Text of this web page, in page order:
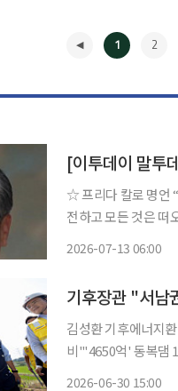
1 2
[이투데이 말
☆ 프리다 칼로 명언 “절대적인 것은 없다. 모든 것은 바뀌고 모든 것은 움직이고 모든 것은 회
전하고 모든 것은 떠오르고 사라진다.” 멕시코의
2026-07-13 06:00
김성환 기후에너지
비"'4650억' 동복댐 15m 증고
2026-06-30 15:00